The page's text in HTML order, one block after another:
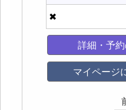
✖
詳細・予
マイページ